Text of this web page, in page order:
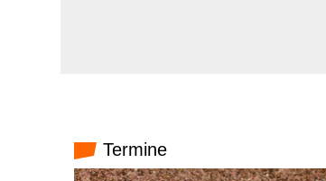
Termine